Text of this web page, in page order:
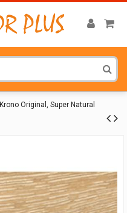
Krono Original, Super Natural